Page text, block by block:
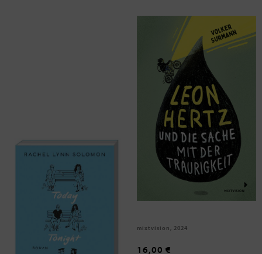
Solomon, Rachel Lynn
Today, Tonight, Tomorrow
Arctis Verlag, 2024
18,00 €
Surmann, Volker
Leon Hertz und die Sache mit der
mixtvision, 2024
16,00 €